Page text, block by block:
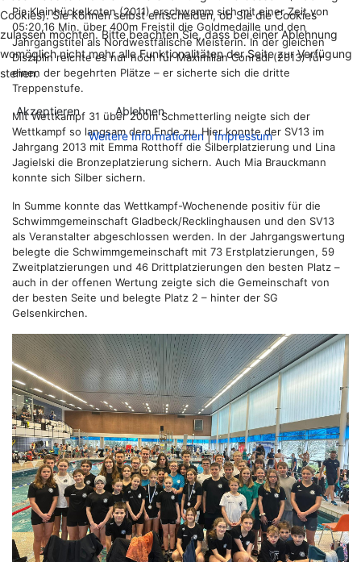
Pia Kleinhückelkoten (2011) erschwamm sich mit einer Zeit von
05:20,16 Min. über 400m Freistil die Goldmedaille und den
Jahrgangstitel als Nordwestfälische Meisterin. In der gleichen
Disziplin reichte es nur noch für Maximilian Conradi (2013) für
einen der begehrten Plätze – er sicherte sich die dritte
Treppenstufe.
Mit Wettkampf 31 über 200m Schmetterling neigte sich der
Wettkampf so langsam dem Ende zu. Hier konnte der SV13 im
Jahrgang 2013 mit Emma Rotthoff die Silberplatzierung und Lina
Jagielski die Bronzeplatzierung sichern. Auch Mia Brauckmann
konnte sich Silber sichern.
In Summe konnte das Wettkampf-Wochenende positiv für die
Schwimmgemeinschaft Gladbeck/Recklinghausen und den SV13
als Veranstalter abgeschlossen werden. In der Jahrgangswertung
belegte die Schwimmgemeinschaft mit 73 Erstplatzierungen, 59
Zweitplatzierungen und 46 Drittplatzierungen den besten Platz –
auch in der offenen Wertung zeigte sich die Gemeinschaft von
der besten Seite und belegte Platz 2 – hinter der SG
Gelsenkirchen.
Cookies). Sie können selbst entscheiden, ob Sie die Cookies
zulassen möchten. Bitte beachten Sie, dass bei einer Ablehnung
womöglich nicht mehr alle Funktionalitäten der Seite zur Verfügung
stehen.
Akzeptieren
Ablehnen
Weitere Informationen|Impressum